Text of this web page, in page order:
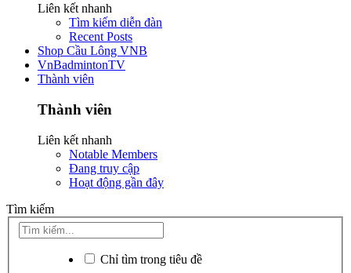
Liên kết nhanh
Tìm kiếm diễn đàn
Recent Posts
Shop Cầu Lông VNB
VnBadmintonTV
Thành viên
Thành viên
Liên kết nhanh
Notable Members
Đang truy cập
Hoạt động gần đây
Tìm kiếm
Chỉ tìm trong tiêu đề